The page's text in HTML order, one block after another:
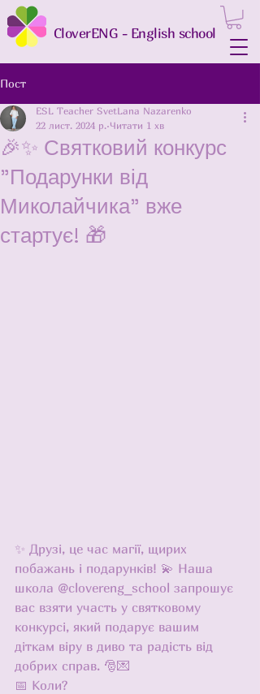
CloverENG - English school
Пост
🎉✨ Святковий конкурс
"Подарунки від
Миколайчика" вже
стартує! 🎁
ESL Teacher SvetLana Nazarenko
22 лист. 2024 р. Читати 1 хв
✨ Друзі, це час магії, щирих
побажань і подарунків! 💫 Наша
школа @clovereng_school запрошує
вас взяти участь у святковому
конкурсі, який подарує вашим
діткам віру в диво та радість від
добрих справ. 🎅💌
📅 Коли?